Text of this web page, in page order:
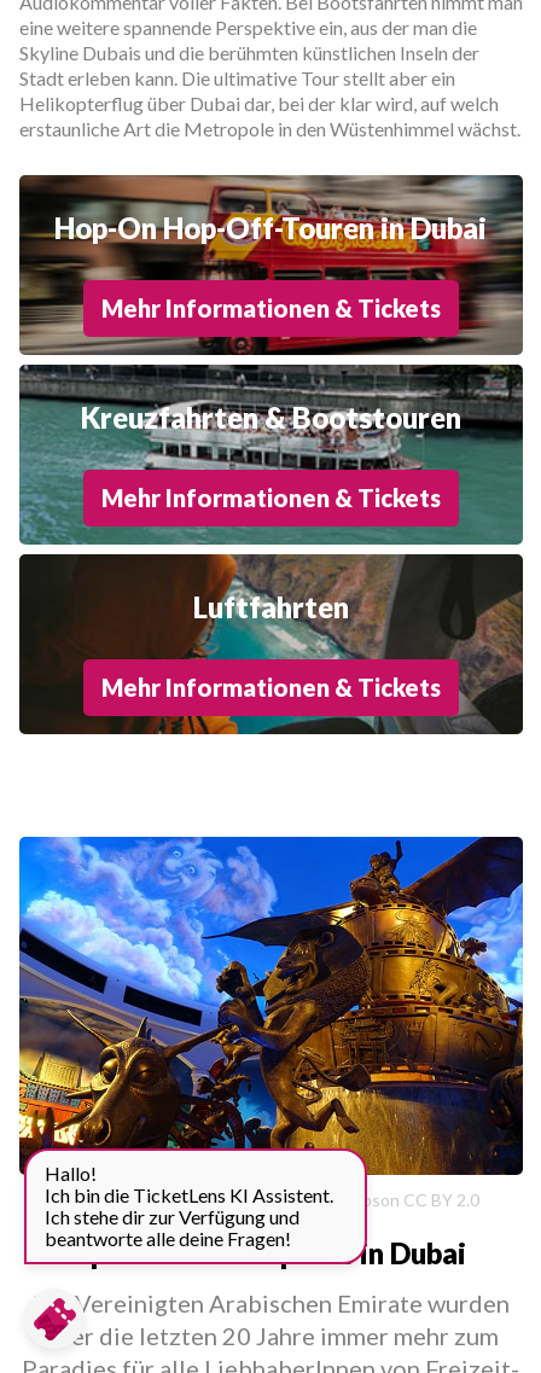
eine weitere spannende Perspektive ein, aus der man die
Skyline Dubais und die berühmten künstlichen Inseln der
Stadt erleben kann. Die ultimative Tour stellt aber ein
Helikopterflug über Dubai dar, bei der klar wird, auf welch
erstaunliche Art die Metropole in den Wüstenhimmel wächst.
Hop-On Hop-Off-Touren in Dubai
Mehr Informationen & Tickets
Kreuzfahrten & Bootstouren
Mehr Informationen & Tickets
Luftfahrten
Mehr Informationen & Tickets
Motiongate Dubai | Flickr: Jeremy Thompson CC BY 2.0
Spaß in Freizeitparks in Dubai
Die Vereinigten Arabischen Emirate wurden
über die letzten 20 Jahre immer mehr zum
Hallo!
Ich bin die TicketLens KI Assistent.
Ich stehe dir zur Verfügung und
beantworte alle deine Fragen!